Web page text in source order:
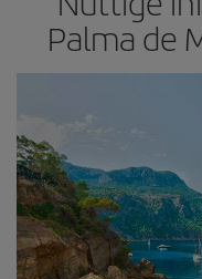
Palma de